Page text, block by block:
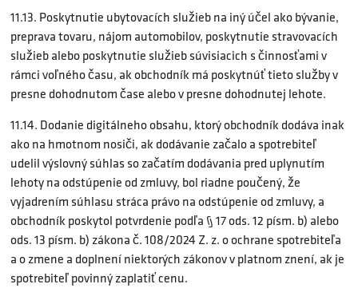
11.13. Poskytnutie ubytovacích služieb na iný účel ako bývanie,
preprava tovaru, nájom automobilov, poskytnutie stravovacích
služieb alebo poskytnutie služieb súvisiacich s činnosťami v
rámci voľného času, ak obchodník má poskytnúť tieto služby v
presne dohodnutom čase alebo v presne dohodnutej lehote.
11.14. Dodanie digitálneho obsahu, ktorý obchodník dodáva inak
ako na hmotnom nosiči, ak dodávanie začalo a spotrebiteľ
udelil výslovný súhlas so začatím dodávania pred uplynutím
lehoty na odstúpenie od zmluvy, bol riadne poučený, že
vyjadrením súhlasu stráca právo na odstúpenie od zmluvy, a
obchodník poskytol potvrdenie podľa § 17 ods. 12 písm. b) alebo
ods. 13 písm. b) zákona č. 108/2024 Z. z. o ochrane spotrebiteľa
a o zmene a doplnení niektorých zákonov v platnom znení, ak je
spotrebiteľ povinný zaplatiť cenu.